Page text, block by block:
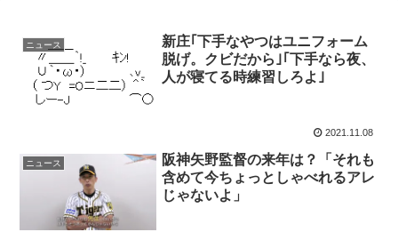
ニュース
新庄｢下手なやつはユニフォーム
脱げ。クビだから｣｢下手なら夜、
人が寝てる時練習しろよ｣
2021.11.08
ニュース
阪神矢野監督の来年は？「それも
含めて今ちょっとしゃべれるアレ
じゃないよ」